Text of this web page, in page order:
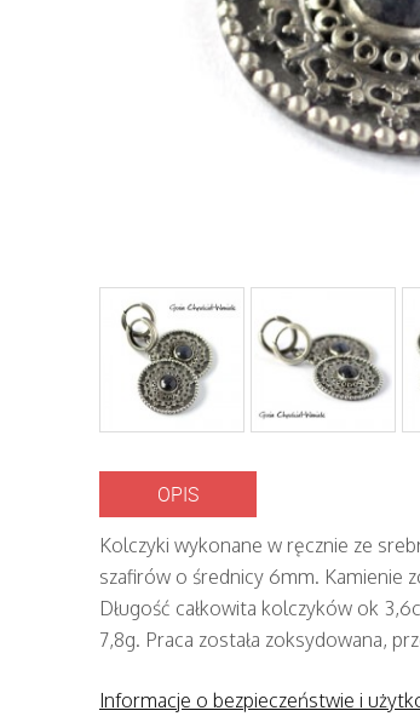
OPIS
Kolczyki wykonane w ręcznie ze
szafirów o średnicy 6mm. Kamienie
Długość całkowita kolczyków ok
7,8g. Praca została zoksydowana,
Informacje o bezpieczeństwie i